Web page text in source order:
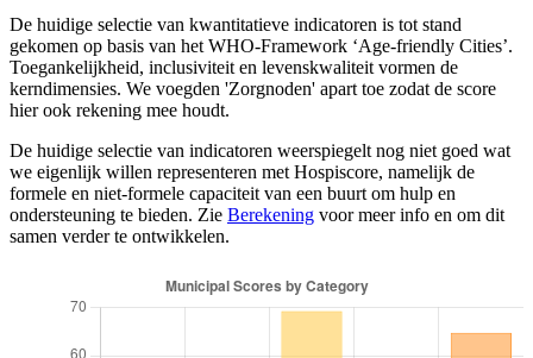
De huidige selectie van kwantitatieve indicatoren is tot stand
gekomen op basis van het WHO-Framework ‘Age-friendly Cities’.
Toegankelijkheid, inclusiviteit en levenskwaliteit vormen de
kerndimensies. We voegden 'Zorgnoden' apart toe zodat de score
hier ook rekening mee houdt.
De huidige selectie van indicatoren weerspiegelt nog niet goed wat
we eigenlijk willen representeren met Hospiscore, namelijk de
formele en niet-formele capaciteit van een buurt om hulp en
ondersteuning te bieden. Zie Berekening voor meer info en om dit
samen verder te ontwikkelen.